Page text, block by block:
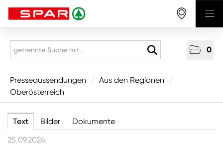
0
Presseaussendungen
National
Aus den Regionen
Vorarlberg
Presseaussendungen / Aus den Regionen
/
Oberösterreich
Text Bilder
Dokumente
25.09.2024